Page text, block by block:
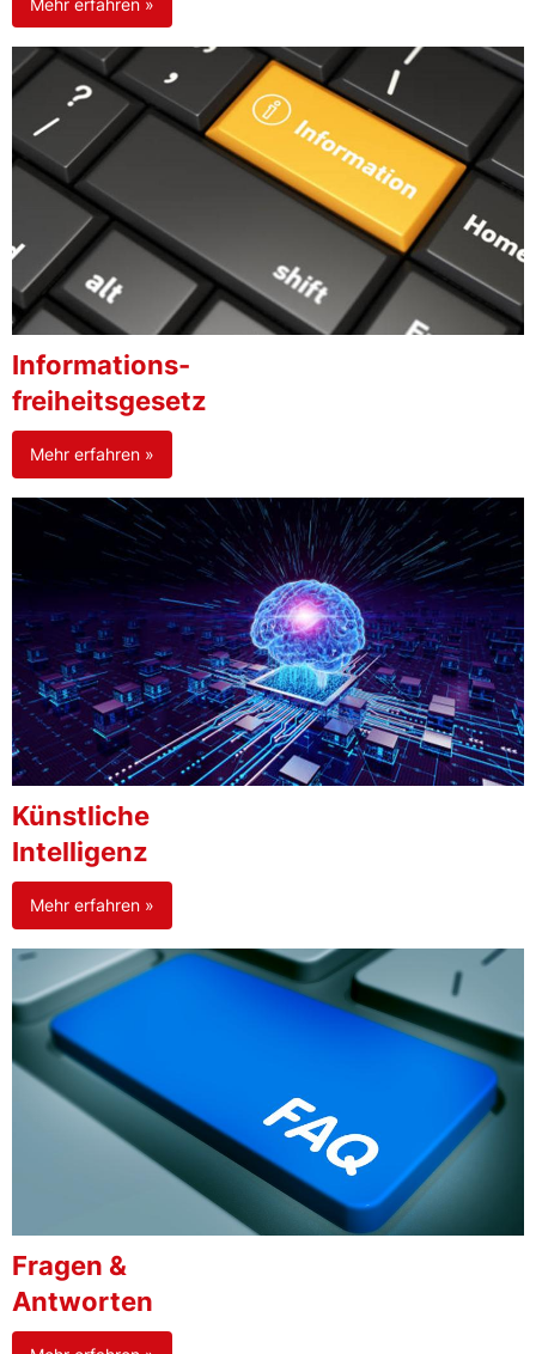
Informations-
freiheitsgesetz
Mehr erfahren »
Künstliche
Intelligenz
Mehr erfahren »
Fragen &
Antworten